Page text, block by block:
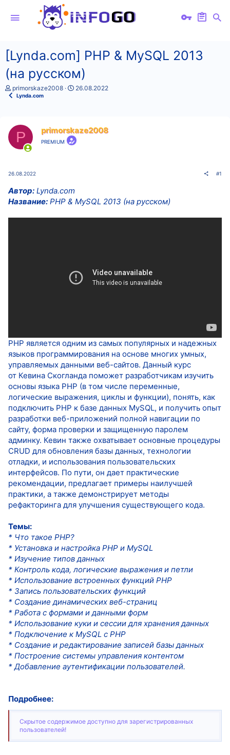
[Lynda.com] PHP & MySQL 2013
(на русском)
А
в
т
м
primorskaze2008
Д
а
ч
а
26.08.2022
Lynda.com
P primorskaze2008
PREMIUM
26.08.2022 #1
Автор: Lynda.com
Название: PHP & MySQL 2013 (на русском)
PHP является одним из самых популярных и надежных
языков программирования на основе многих умных,
управляемых данными веб-сайтов. Данный курс
от Кевина Скогланда поможет разработчикам изучить
основы языка PHP (в том числе переменные,
логические выражения, циклы и функции), понять, как
подключить PHP к базе данных MySQL, и получить опыт
разработки веб-приложений полной навигации по
сайту, форма проверки и защищенную паролем
админку. Кевин также охватывает основные процедуры
CRUD для обновления базы данных, технологии
отладки, и использования пользовательских
интерфейсов. По пути, он дает практические
рекомендации, предлагает примеры наилучшей
практики, а также демонстрирует методы
рефакторинга для улучшения существующего кода.
Темы:
* Что такое PHP?
* Установка и настройка PHP и MySQL
* Изучение типов данных
* Контроль кода, логические выражения и петли
* Использование встроенных функций РНР
* Запись пользовательских функций
* Создание динамических веб-страниц
* Работа с формами и данными форм
* Использование куки и сессии для хранения данных
* Подключение к MySQL с PHP
* Создание и редактирование записей базы данных
* Построение системы управления контентом
* Добавление аутентификации пользователей.
Подробнее:
Скрытое содержимое доступно для зарегистрированных
пользователей!